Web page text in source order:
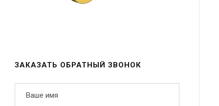
ЗАКАЗАТЬ ОБРАТНЫЙ ЗВОНОК